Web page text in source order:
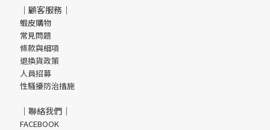
｜顧客服務｜
蝦皮購物
常見問題
條款與細項
退換貨政策
人員招募
性騷擾防治措施
｜聯絡我們｜
FACEBOOK